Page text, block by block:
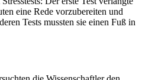
eine Rede vorzubereiten und
Tests mussten sie einen Fuß in